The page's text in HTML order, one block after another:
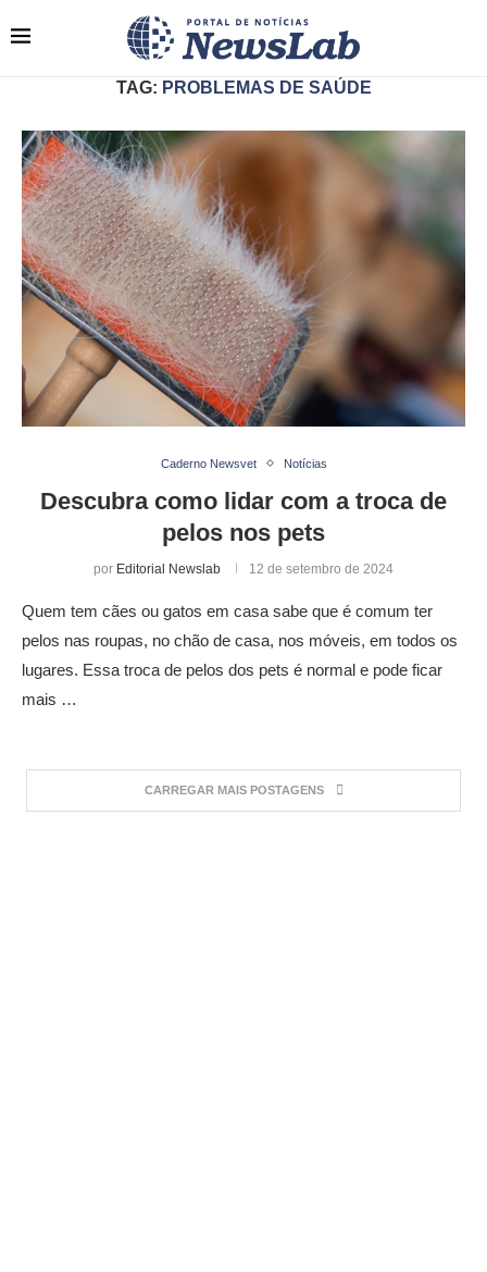
TAG: PROBLEMAS DE SAÚDE
Caderno Newsvet Notícias
Descubra como lidar com a troca de
pelos nos pets
por Editorial Newslab 12 de setembro de 2024
Quem tem cães ou gatos em casa sabe que é comum ter
pelos nas roupas, no chão de casa, nos móveis, em todos os
lugares. Essa troca de pelos dos pets é normal e pode ficar
mais …
CARREGAR MAIS POSTAGENS